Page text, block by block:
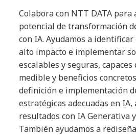
Colabora con NTT DATA para
potencial de transformación
con IA. Ayudamos a identificar
alto impacto e implementar
escalables y seguras,
medible y beneficios
definición e implementación
estratégicas adecuadas en IA,
resultados con IA Generativa
También ayudamos a